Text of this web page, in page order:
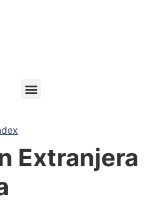
Extranjera